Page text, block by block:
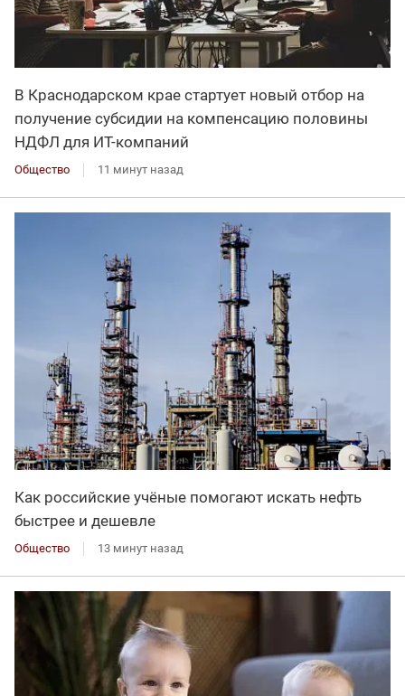
В Краснодарском крае стартует новый отбор на
получение субсидии на компенсацию половины
НДФЛ для ИT-компаний
Общество 11 минут назад
Как российские учёные помогают искать нефть
быстрее и дешевле
Общество 13 минут назад